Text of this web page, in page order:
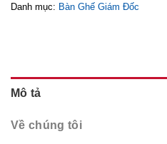
Danh mục: Bàn Ghế Giám Đốc
Mô tả
Về chúng tôi